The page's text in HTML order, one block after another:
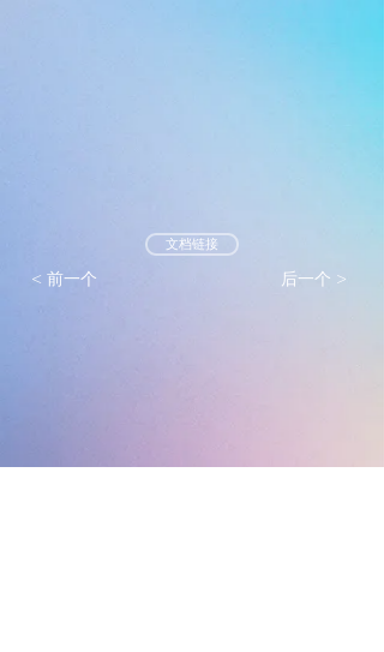
文档链接
< 前一个 后一个 >